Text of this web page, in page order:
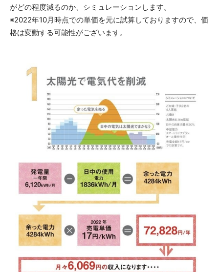
がどの程度減るのか、シミュレーションします。
※2022年10月時点での単価を元に試算しておりますので、価
格は変動する可能性がございます。